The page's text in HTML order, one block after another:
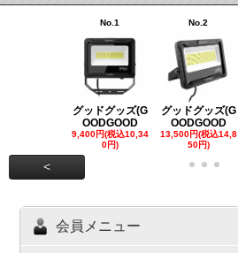
No.1
グッドグッズ(G
OODGOOD
9,400円(税込10,34
0円)
No.2
グッドグッズ(G
OODGOOD
13,500円(税込14,8
50円)
<
会員メニュー